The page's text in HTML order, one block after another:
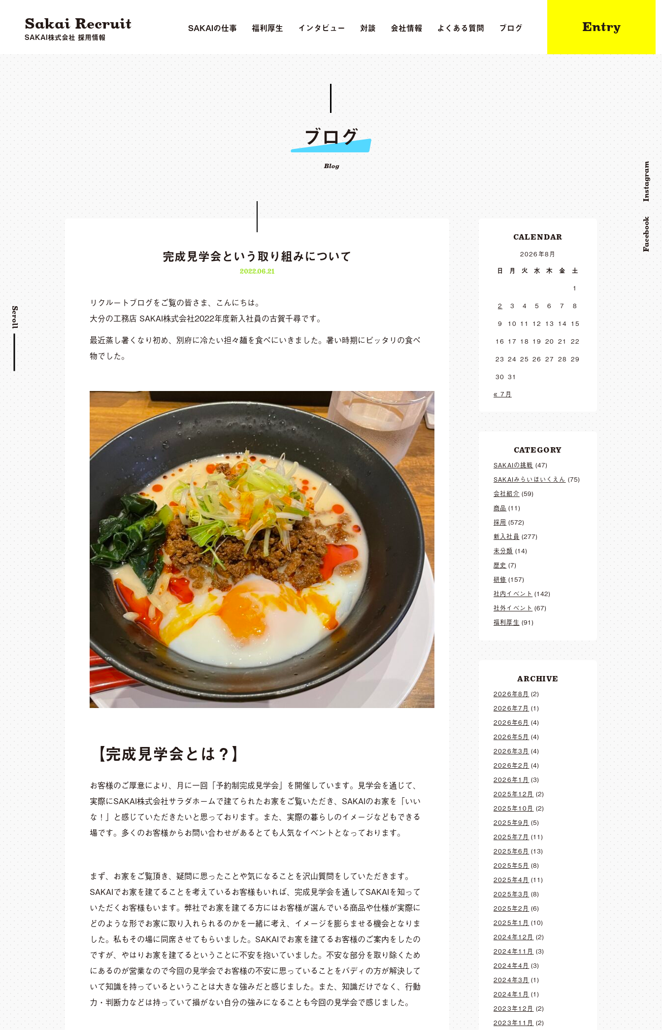
Sakai Recruit
SAKAI株式会社 採用情報
SAKAIの仕事 福利厚生 インタビュー 対談 会社情報 よくある質問 ブログ Entry
ブログ
Blog
完成見学会という取り組みについて
2022.06.21
リクルートブログをご覧の皆さま、こんにちは。
大分の工務店 SAKAI株式会社2022年度新入社員の古賀千尋です。
最近蒸し暑くなり初め、別府に冷たい担々麺を食べにいきました。暑い時期にピッタリの食べ
物でした。
【完成見学会とは？】
お客様のご厚意により、月に一回「予約制完成見学会」を開催しています。見学会を通じて、
実際にSAKAI株式会社サラダホームで建てられたお家をご覧いただき、SAKAIのお家を「いい
な！」と感じていただきたいと思っております。また、実際の暮らしのイメージなどもできる
場です。多くのお客様からお問い合わせがあるとても人気なイベントとなっております。
まず、お家をご覧頂き、疑問に思ったことや気になることを沢山質問をしていただきます。
SAKAIでお家を建てることを考えているお客様もいれば、完成見学会を通してSAKAIを知って
いただくお客様もいます。弊社でお家を建てる方にはお客様が選んでいる商品や仕様が実際に
どのような形でお家に取り入れられるのかを一緒に考え、イメージを膨らませる機会となりま
した。私もその場に同席させてもらいました。SAKAIでお家を建てるお客様のご案内をしたの
ですが、やはりお家を建てるということに不安を抱いていました。不安な部分を取り除くため
にあるのが営業なので今回の見学会でお客様の不安に思っていることをバディの方が解決して
いて知識を持っているということは大きな強みだと感じました。また、知識だけでなく、行動
力・判断力などは持っていて損がない自分の強みになることも今回の見学会で感じました。
CALENDAR
2026年8月
日
月 火 水 木 金
土
1
2
3 4 5 6 7
8
9
10 11 12 13 14
15
16 17 18 19 20 21
22
23 24 25 26 27 28 29
30 31
« 7月
CATEGORY
SAKAIの挑戦 (47)
SAKAIみらいほいくえん (75)
会社紹介 (59)
商品 (11)
採用 (572)
新入社員 (277)
未分類 (14)
歴史 (7)
研修 (157)
社内イベント (142)
社外イベント (67)
福利厚生 (91)
ARCHIVE
2026年8月 (2)
2026年7月 (1)
2026年6月 (4)
2026年5月 (4)
2026年3月 (4)
2026年2月 (4)
2026年1月 (3)
2025年12月 (2)
2025年10月 (2)
2025年9月 (5)
2025年7月 (11)
2025年6月 (13)
2025年5月 (8)
2025年4月 (11)
2025年3月 (8)
2025年2月 (6)
2025年1月 (10)
2024年12月 (2)
2024年11月 (3)
2024年4月 (3)
2024年3月 (1)
2024年1月 (1)
2023年12月 (2)
2023年11月 (2)
Scroll
Facebook
Instagram